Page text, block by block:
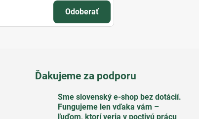
Odoberať
Ďakujeme za podporu
Sme slovenský e-shop bez dotácií​.
Fungujeme len vďaka vám –
ľuďom, ktorí veria v poctivú prácu